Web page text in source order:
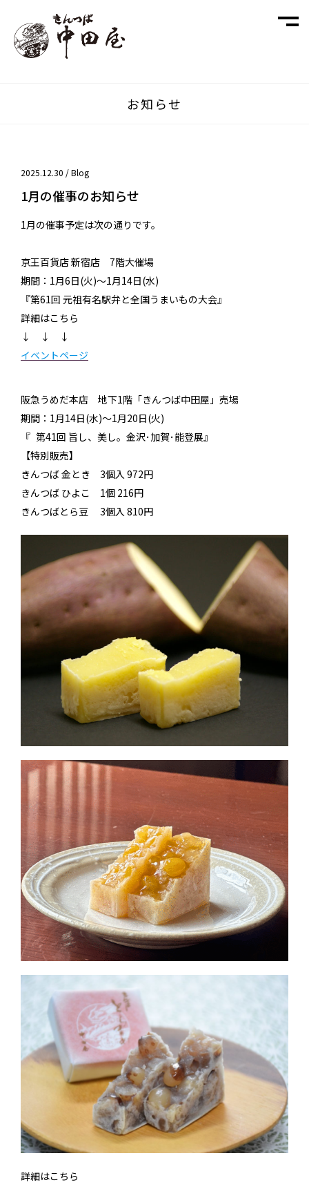
お知らせ
2025.12.30 /Blog
1月の催事のお知らせ
1月の催事予定は次の通りです。
京王百貨店 新宿店 7階大催場
期間：1月6日(火)～1月14日(水)
『第61回 元祖有名駅弁と全国うまいもの大会』
詳細はこちら
↓ ↓ ↓
イベントページ
阪急うめだ本店 地下1階「きんつば中田屋」売場
期間：1月14日(水)～1月20日(火)
『 第41回 旨し、美し。金沢･加賀･能登展』
【特別販売】
きんつば 金とき 3個入 972円
きんつば ひよこ 1個 216円
きんつばとら豆 3個入 810円
詳細はこちら